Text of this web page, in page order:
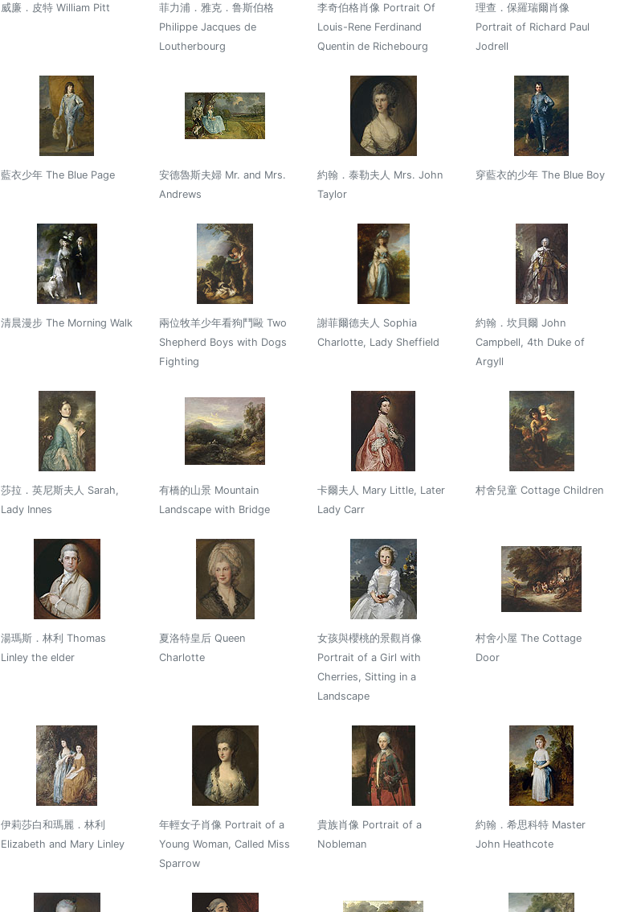
威廉．皮特 William Pitt
菲力浦．雅克．鲁斯伯格
Philippe Jacques de
Loutherbourg
李奇伯格肖像 Portrait Of
Louis-Rene Ferdinand
Quentin de Richebourg
理查．保羅瑞爾肖像
Portrait of Richard Paul
Jodrell
藍衣少年 The Blue Page
安德魯斯夫婦 Mr. and Mrs.
Andrews
約翰．泰勒夫人 Mrs. John
Taylor
穿藍衣的少年 The Blue Boy
清晨漫步 The Morning Walk
兩位牧羊少年看狗鬥毆 Two
Shepherd Boys with Dogs
Fighting
謝菲爾德夫人 Sophia
Charlotte, Lady Sheffield
約翰．坎貝爾 John
Campbell, 4th Duke of
Argyll
莎拉．英尼斯夫人 Sarah,
Lady Innes
有橋的山景 Mountain
Landscape with Bridge
卡爾夫人 Mary Little, Later
Lady Carr
村舍兒童 Cottage Children
湯瑪斯．林利 Thomas
Linley the elder
夏洛特皇后 Queen
Charlotte
女孩與櫻桃的景觀肖像
Portrait of a Girl with
Cherries, Sitting in a
Landscape
村舍小屋 The Cottage
Door
伊莉莎白和瑪麗．林利
Elizabeth and Mary Linley
年輕女子肖像 Portrait of a
Young Woman, Called Miss
Sparrow
貴族肖像 Portrait of a
Nobleman
約翰．希思科特 Master
John Heathcote